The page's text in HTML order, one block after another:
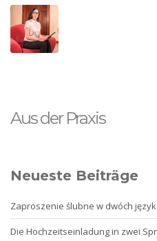
Aus der Praxis
Neueste Beiträge
Zaproszenie ślubne w dwóch
Die Hochzeitseinladung in zwei